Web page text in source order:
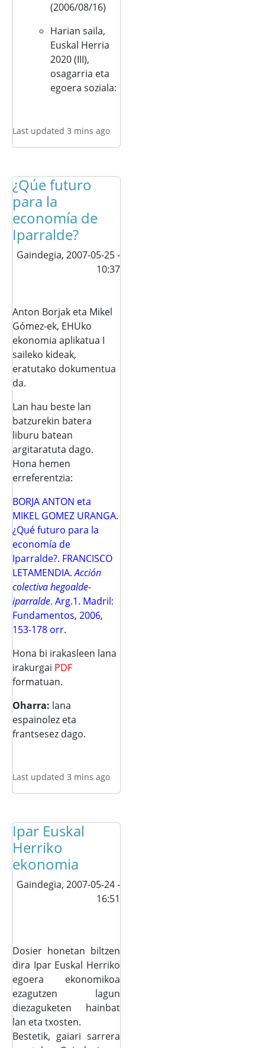
(2006/08/16)
Harian saila,
Euskal Herria
2020 (III),
osagarria eta
egoera soziala:
Last updated 3 mins ago
¿Qúe futuro
para la
economía de
Iparralde?
Gaindegia, 2007-05-25 -
10:37
Anton Borjak eta Mikel
Gómez-ek, EHUko
ekonomia aplikatua I
saileko kideak,
eratutako dokumentua
da.
Lan hau beste lan
batzurekin batera
liburu batean
argitaratuta dago.
Hona hemen
erreferentzia:
BORJA ANTON eta
MIKEL GOMEZ URANGA.
¿Qué futuro para la
economía de
Iparralde?. FRANCISCO
LETAMENDIA.Acción
colectiva hegoalde-
iparralde. Arg.1. Madril:
Fundamentos, 2006,
153-178 orr.
Hona bi irakasleen lana
irakurgai PDF
formatuan.
Oharra: lana
espainolez eta
frantsesez dago.
Last updated 3 mins ago
Ipar Euskal
Herriko
ekonomia
Gaindegia, 2007-05-24 -
16:51
Dosier honetan biltzen
dira Ipar Euskal Herriko
egoera ekonomikoa
ezagutzen lagun
diezaguketen hainbat
lan eta txosten.
Bestetik, gaiari sarrera